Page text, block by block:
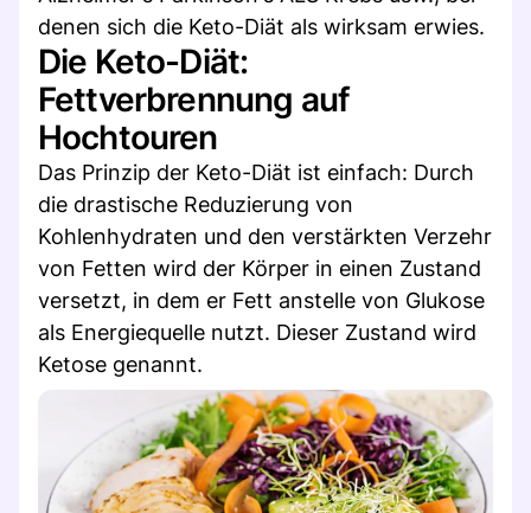
denen sich die Keto-Diät als wirksam erwies.
Die Keto-Diät:
Fettverbrennung auf
Hochtouren
Das Prinzip der Keto-Diät ist einfach: Durch
die drastische Reduzierung von
Kohlenhydraten und den verstärkten Verzehr
von Fetten wird der Körper in einen Zustand
versetzt, in dem er Fett anstelle von Glukose
als Energiequelle nutzt. Dieser Zustand wird
Ketose genannt.